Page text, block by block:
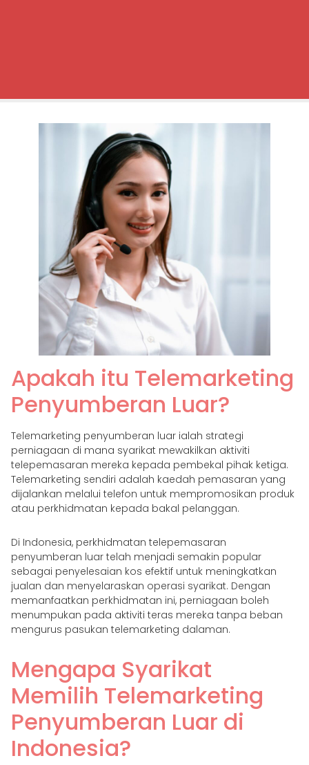
Apakah itu Telemarketing
Penyumberan Luar?
Telemarketing penyumberan luar ialah strategi
perniagaan di mana syarikat mewakilkan aktiviti
telepemasaran mereka kepada pembekal pihak ketiga.
Telemarketing sendiri adalah kaedah pemasaran yang
dijalankan melalui telefon untuk mempromosikan produk
atau perkhidmatan kepada bakal pelanggan.
Di Indonesia, perkhidmatan telepemasaran
penyumberan luar telah menjadi semakin popular
sebagai penyelesaian kos efektif untuk meningkatkan
jualan dan menyelaraskan operasi syarikat. Dengan
memanfaatkan perkhidmatan ini, perniagaan boleh
menumpukan pada aktiviti teras mereka tanpa beban
mengurus pasukan telemarketing dalaman.
Mengapa Syarikat
Memilih Telemarketing
Penyumberan Luar di
Indonesia?